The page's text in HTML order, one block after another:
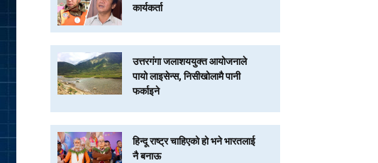
कार्यकर्ता
उत्तरगंगा जलाशययुक्त आयोजनाले
पायो लाइसेन्स, निसीखोलामै पानी
फर्काइने
हिन्दू राष्ट्र चाहिएको हो भने भारतलाई
नै बनाऊ